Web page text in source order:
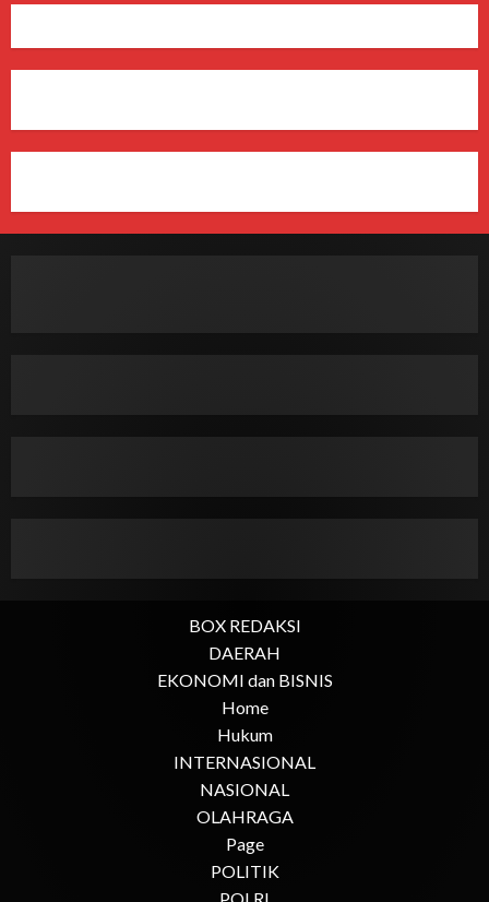
BOX REDAKSI
DAERAH
EKONOMI dan BISNIS
Home
Hukum
INTERNASIONAL
NASIONAL
OLAHRAGA
Page
POLITIK